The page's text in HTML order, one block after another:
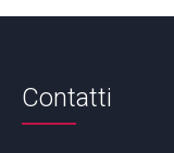
Contatti